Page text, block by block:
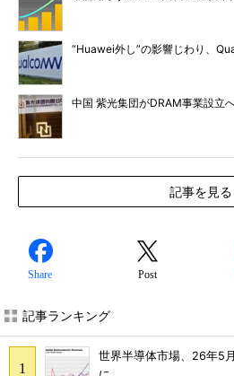
“Huawei外し”の影響じわり、
中国 紫光集団がDRAM事業設立
記事を見る
Share Post
記事ランキング
世界半導体市場、26年5